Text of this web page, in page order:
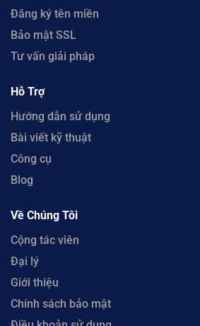
Đăng ký tên miền
Bảo mật SSL
Tư vấn giải pháp
Hỗ Trợ
Hướng dẫn sử dụng
Bài viết kỹ thuật
Công cụ
Blog
Về Chúng Tôi
Cộng tác viên
Đại lý
Giới thiệu
Chính sách bảo mật